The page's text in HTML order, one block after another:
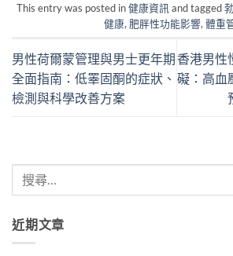
This entry was posted in健康資訊 and tagged
健康, 肥胖性功能影響, 體重
男性荷爾蒙管理與男士更年期
全面指南：低睪固酮的症狀、
檢測與科學改善方案
香港男性
礙：高血
近期文章